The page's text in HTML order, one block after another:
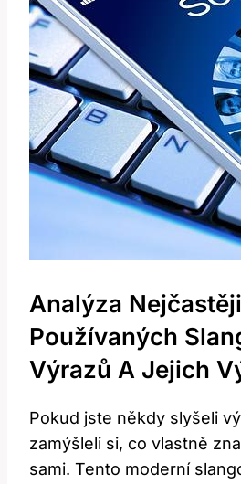
Analýza Nejčastěji
Používaných
Výrazů A Jejich
Pokud ​jste⁢ někdy​ slyšeli​
zamýšleli si, co vlastně
sami. Tento moderní